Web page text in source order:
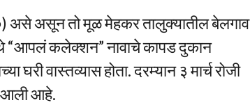
असे असून तो मूळ मेहकर तालुक्यातील बेलगाव
“आपलं कलेक्शन” नावाचे कापड दुकान
घरी वास्तव्यास होता. दरम्यान ३ मार्च रोजी
आली आहे.